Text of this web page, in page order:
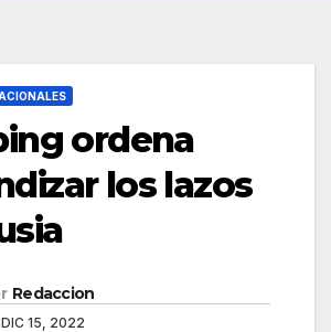
ordena
los lazos
Redaccion
DIC 15, 2022